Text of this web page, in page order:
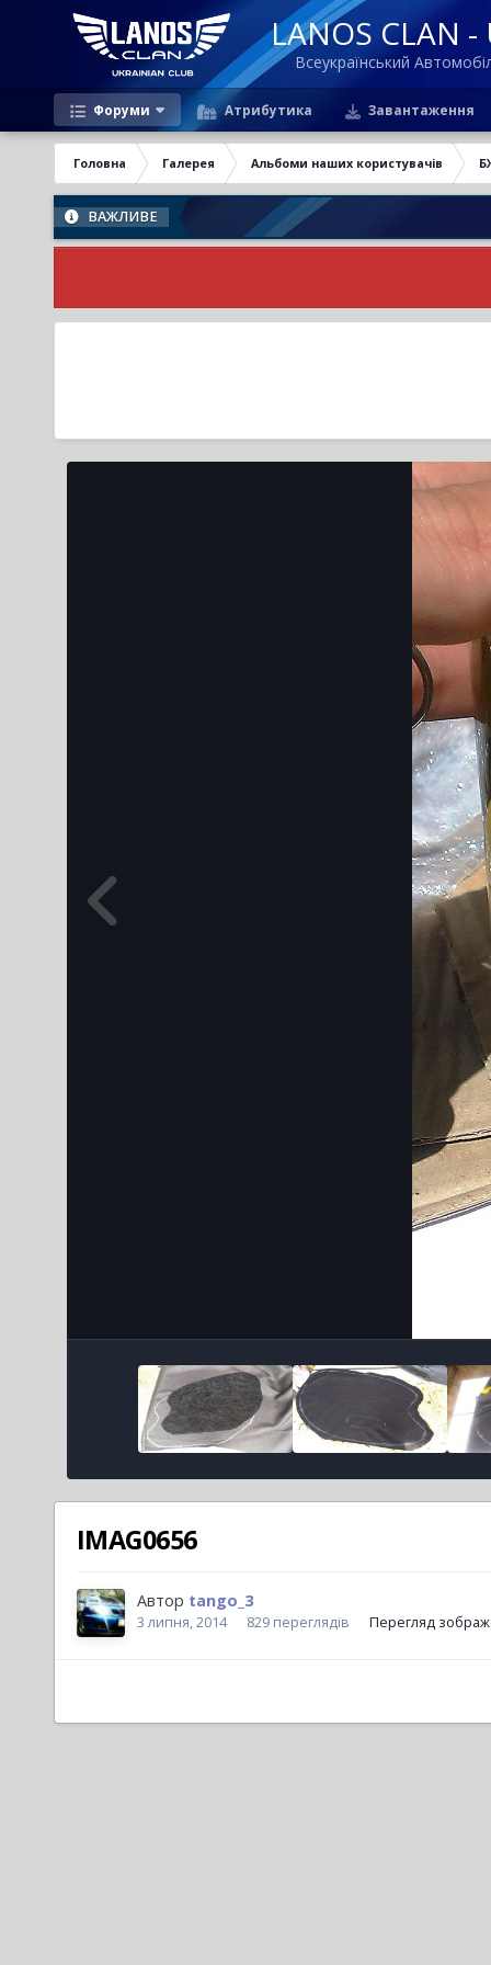
LANOS CLAN
Всеукраїнський
Форуми Атрибутика Завантаження
Головна Галерея Альбоми наших користувачів
ВАЖЛИВЕ
IMAG0656
Автор tango_3
3 липня, 2014 829 переглядів Перегляд